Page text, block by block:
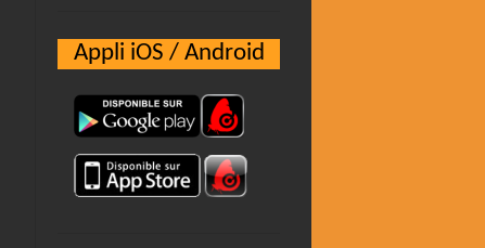
Appli iOS / Android